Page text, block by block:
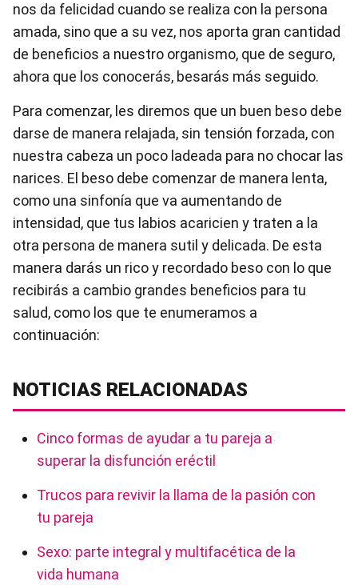
nos da felicidad cuando se realiza con la persona
amada, sino que a su vez, nos aporta gran cantidad
de beneficios a nuestro organismo, que de seguro,
ahora que los conocerás, besarás más seguido.
Para comenzar, les diremos que un buen beso debe
darse de manera relajada, sin tensión forzada, con
nuestra cabeza un poco ladeada para no chocar las
narices. El beso debe comenzar de manera lenta,
como una sinfonía que va aumentando de
intensidad, que tus labios acaricien y traten a la
otra persona de manera sutil y delicada. De esta
manera darás un rico y recordado beso con lo que
recibirás a cambio grandes beneficios para tu
salud, como los que te enumeramos a
continuación:
NOTICIAS RELACIONADAS
Cinco formas de ayudar a tu pareja a
superar la disfunción eréctil
Trucos para revivir la llama de la pasión con
tu pareja
Sexo: parte integral y multifacética de la
vida humana